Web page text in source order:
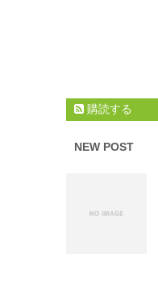
購読する
NEW POST